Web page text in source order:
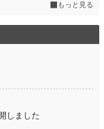
もっと見る
しました